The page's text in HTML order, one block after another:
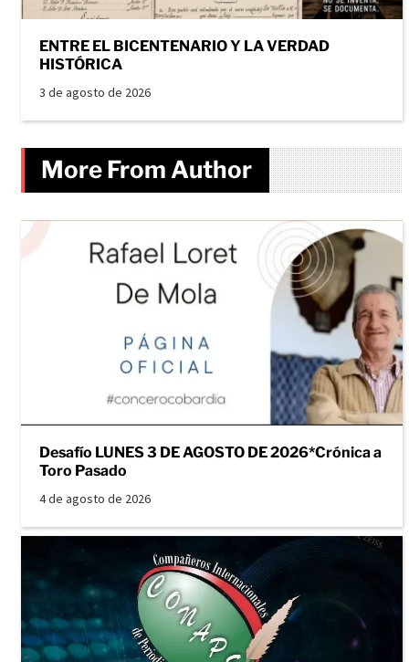
ENTRE EL BICENTENARIO Y LA VERDAD
HISTÓRICA
3 de agosto de 2026
More From Author
Desafío LUNES 3 DE AGOSTO DE 2026*Crónica a
Toro Pasado
4 de agosto de 2026